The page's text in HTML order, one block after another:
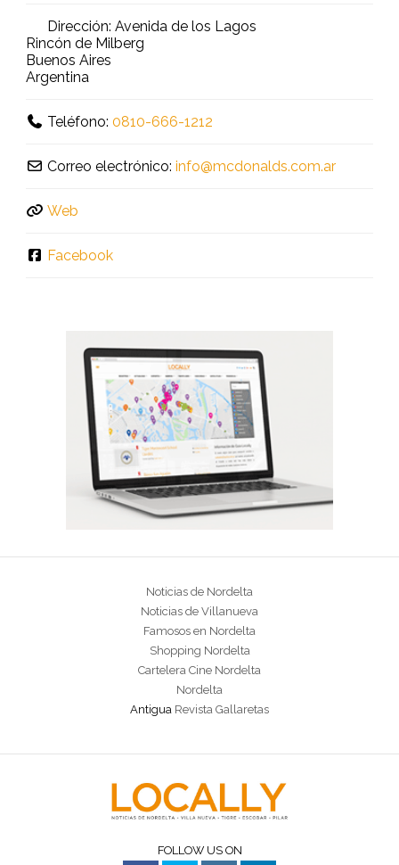
Dirección:Avenida de los Lagos
Rincón de Milberg
Buenos Aires
Argentina
Teléfono:0810-666-1212
Correo electrónico:info@mcdonalds.com.ar
Web
Facebook
Noticias de Nordelta
Noticias de Villanueva
Famosos en Nordelta
Shopping Nordelta
Cartelera Cine Nordelta
Nordelta
Antigua Revista Gallaretas
FOLLOW US ON